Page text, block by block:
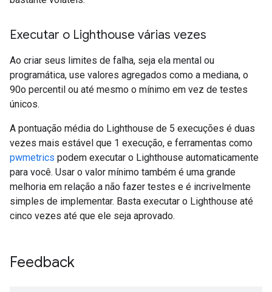
Executar o Lighthouse várias vezes
Ao criar seus limites de falha, seja ela mental ou
programática, use valores agregados como a mediana, o
90o percentil ou até mesmo o mínimo em vez de testes
únicos.
A pontuação média do Lighthouse de 5 execuções é duas
vezes mais estável que 1 execução, e ferramentas como
pwmetrics podem executar o Lighthouse automaticamente
para você. Usar o valor mínimo também é uma grande
melhoria em relação a não fazer testes e é incrivelmente
simples de implementar. Basta executar o Lighthouse até
cinco vezes até que ele seja aprovado.
Feedback